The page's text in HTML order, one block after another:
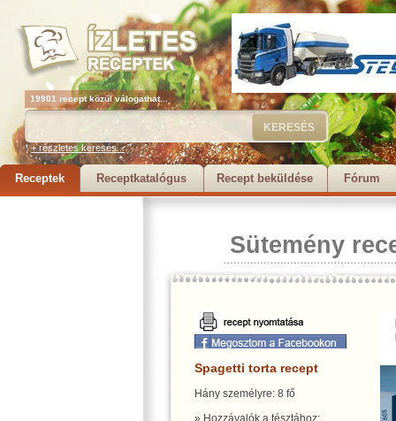
19901 recept közül válogathat...
+ részletes keresés...
Receptek Receptkatalógus Recept beküldése Fórum
Sütemény
Spagetti torta recept
Hány személyre: 8 fő
» Hozzávalók a tésztához: